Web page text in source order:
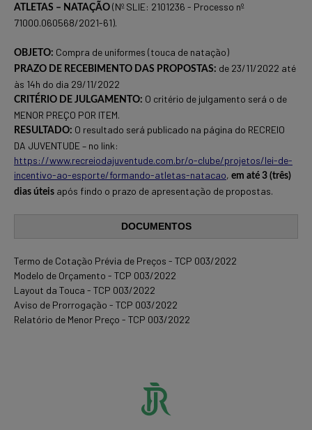
ATLETAS – NATAÇÃO (Nº SLIE: 2101236 - Processo nº
71000.060568/2021-61).
OBJETO: Compra de uniformes (touca de natação)
PRAZO DE RECEBIMENTO DAS PROPOSTAS: de 23/11/2022 até
às 14h do dia 29/11/2022
CRITÉRIO DE JULGAMENTO: O critério de julgamento será o de
MENOR PREÇO POR ITEM.
RESULTADO: O resultado será publicado na página do RECREIO
DA JUVENTUDE – no link:
https://www.recreiodajuventude.com.br/o-clube/projetos/lei-de-
incentivo-ao-esporte/formando-atletas-natacao, em até 3 (três)
dias úteis após findo o prazo de apresentação de propostas.
DOCUMENTOS
Termo de Cotação Prévia de Preços - TCP 003/2022
Modelo de Orçamento - TCP 003/2022
Layout da Touca - TCP 003/2022
Aviso de Prorrogação - TCP 003/2022
Relatório de Menor Preço - TCP 003/2022